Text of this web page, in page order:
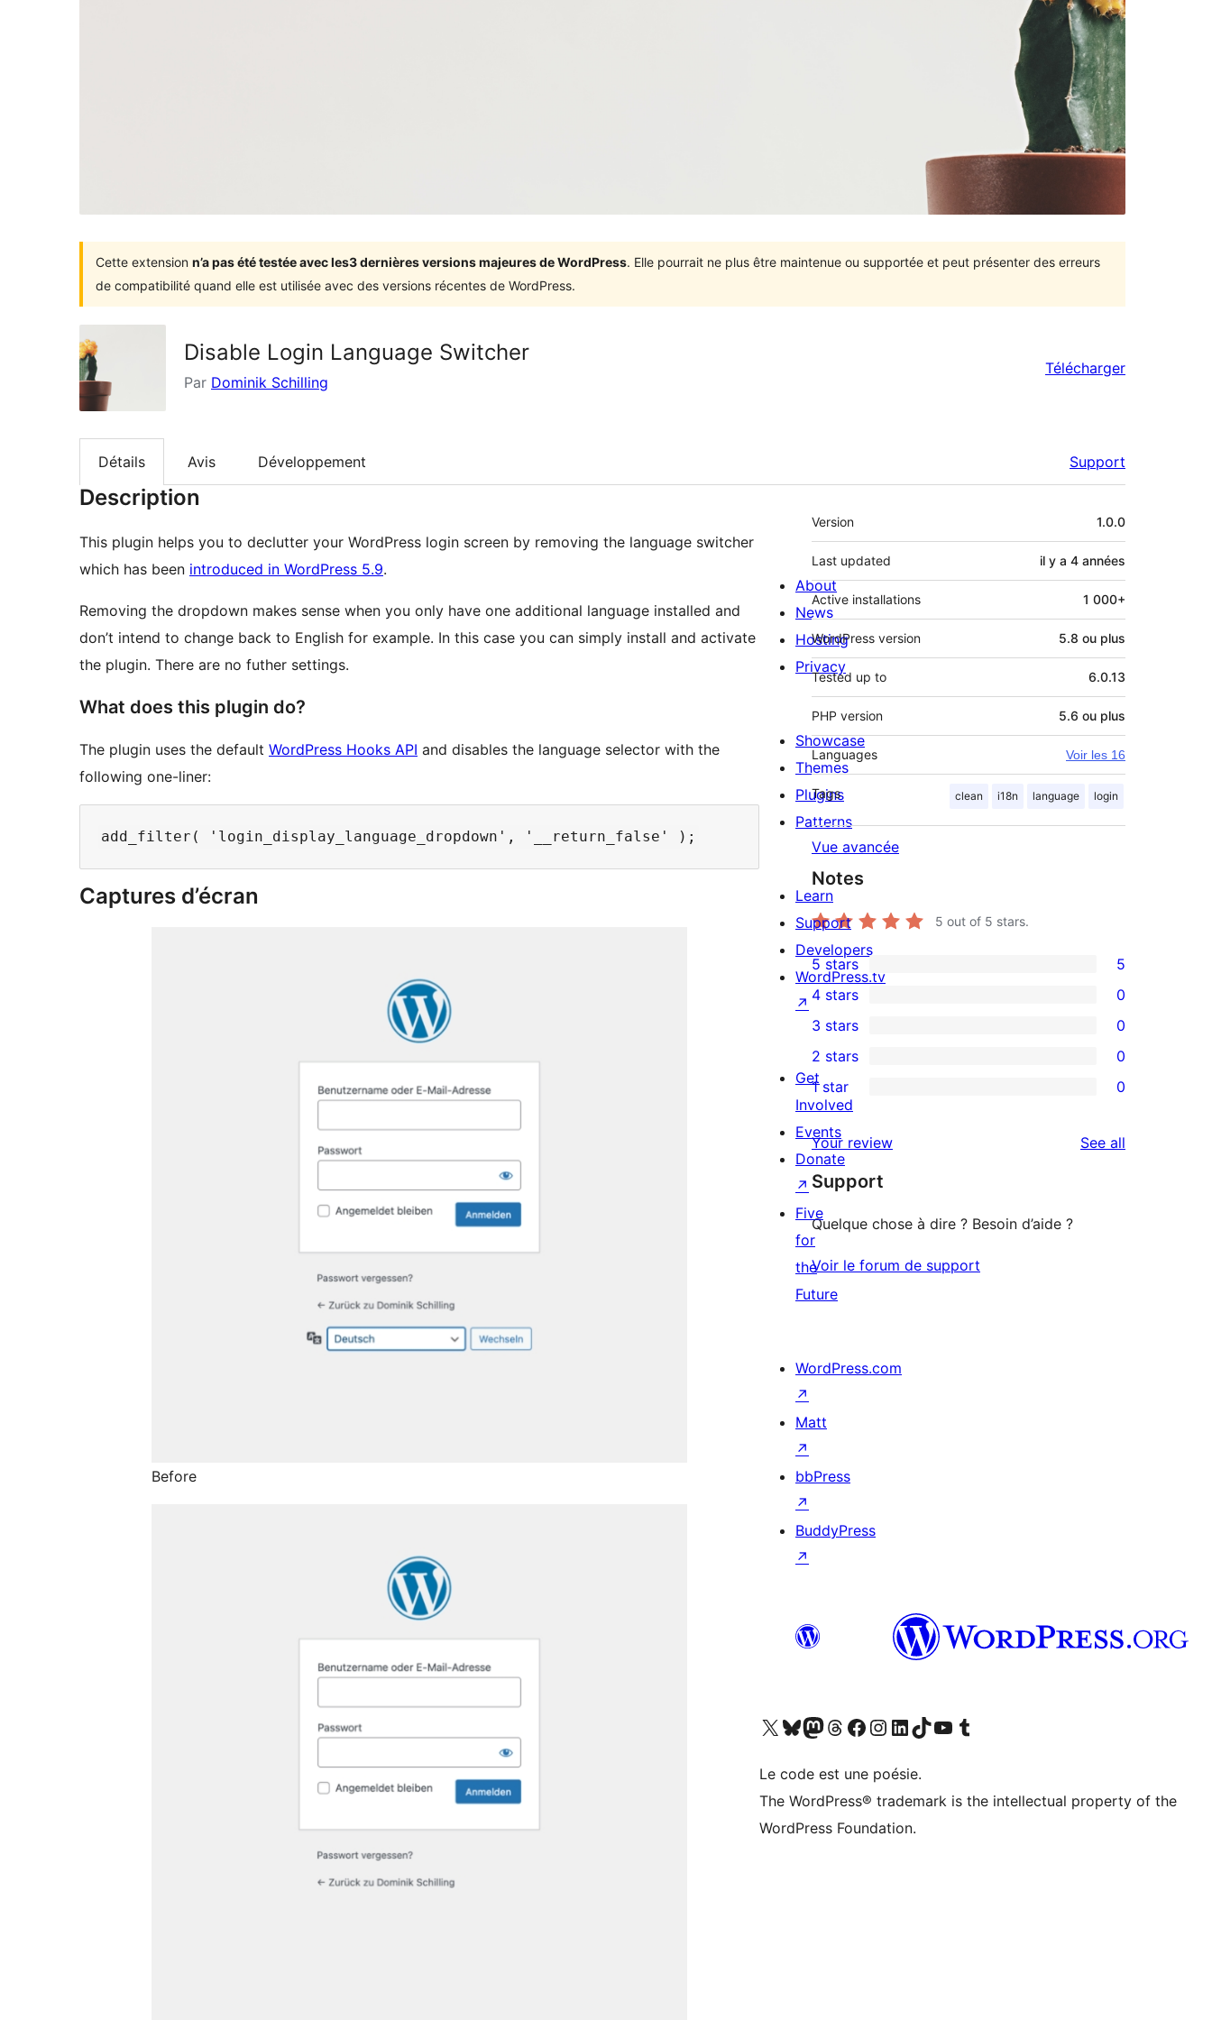
Cette extension n’a pas été testée avec les3 dernières versions majeures de WordPress. Elle pourrait ne plus être maintenue ou supportée et peut présenter des erreurs
de compatibilité quand elle est utilisée avec des versions récentes de WordPress.
Disable Login Language Switcher
Par Dominik Schilling
Télécharger
Détails Avis Développement Support
Description
This plugin helps you to declutter your WordPress login screen by removing the language switcher
which has been introduced in WordPress 5.9.
Removing the dropdown makes sense when you only have one additional language installed and
don’t intend to change back to English for example. In this case you can simply install and activate
the plugin. There are no futher settings.
What does this plugin do?
The plugin uses the default WordPress Hooks API and disables the language selector with the
following one-liner:
Captures d’écran
Before
Méta
Version 1.0.0
Last updated il y a 4 années
Active installations 1 000+
WordPress version 5.8 ou plus
Tested up to 6.0.13
PHP version 5.6 ou plus
Languages Voir les 16
Tags clean i18n language login
Vue avancée
Notes
5 out of 5 stars.
5
5-
star
reviews
5 stars 5
4-
star
reviews
4 stars 0
0
3-
star
3 stars 0
2-
reviews
2 stars 0
0
1-
star
reviews
1 star 0
Your review See all
Support
Quelque chose à dire ? Besoin d’aide ?
Voir le forum de support
About
News
Hosting
Privacy
Showcase
Themes
Plugins
Patterns
Learn
Support
Developers
WordPress.tv
↗
Get
Involved
Events
Donate
↗
Five
for
the
Future
WordPress.com
↗
Matt
↗
bbPress
↗
BuddyPress
↗
Visit our X (formerly Twitter) account
Visitez notre compte Bluesky
Visit our Mastodon account
Visitez notre compte Threads
Visit our Facebook page
Visit our Instagram account
Visit our LinkedIn account
Visitez notre compte TikTok
Visit our YouTube channel
Visitez notre compte Tumblr
Le code est une poésie.
The WordPress® trademark is the intellectual property of the
WordPress Foundation.